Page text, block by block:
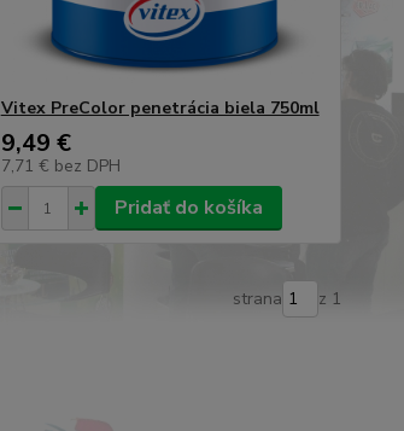
Vitex PreColor penetrácia biela 750ml
9,49 €
7,71 € bez DPH
Pridať do košíka
strana z 1